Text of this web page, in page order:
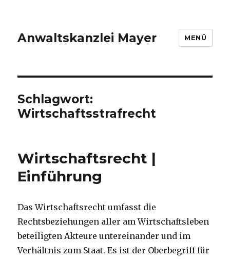
Anwaltskanzlei Mayer MENÜ
Schlagwort:
Wirtschaftsstrafrecht
Wirtschaftsrecht |
Einführung
Das Wirtschaftsrecht umfasst die
Rechtsbeziehungen aller am Wirtschaftsleben
beteiligten Akteure untereinander und im
Verhältnis zum Staat. Es ist der Oberbegriff für